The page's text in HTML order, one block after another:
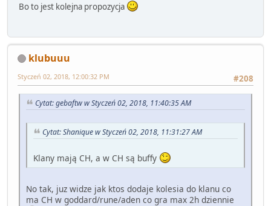
Bo to jest kolejna propozycja
klubuuu
#208
Styczeń 02, 2018, 12:00:32 PM
Cytat: gebaftw w Styczeń 02, 2018, 11:40:35 AM
Cytat: Shanique w Styczeń 02, 2018, 11:31:27 AM
Klany mają CH, a w CH są buffy
No tak, juz widze jak ktos dodaje kolesia do klanu co
ma CH w goddard/rune/aden co gra max 2h dziennie